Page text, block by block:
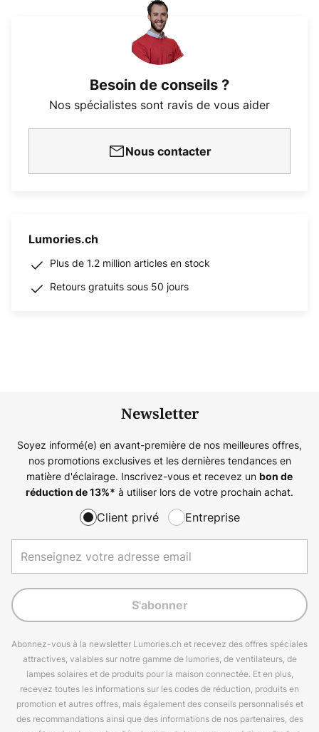
Besoin de conseils ?
Nos spécialistes sont ravis de vous aider
Nous contacter
Lumories.ch
Plus de 1.2 million articles en stock
Retours gratuits sous 50 jours
Newsletter
Soyez informé(e) en avant-première de nos meilleures offres,
nos promotions exclusives et les dernières tendances en
matière d'éclairage. Inscrivez-vous et recevez un bon de
réduction de13%* à utiliser lors de votre prochain achat.
Client privé Entreprise
S'abonner
Abonnez-vous à la newsletter Lumories.ch et recevez des offres spéciales
attractives, valables sur notre gamme de lumories, de ventilateurs, de
lampes solaires et de produits pour la maison connectée. Et en plus,
recevez toutes les informations sur les codes de réduction, produits en
promotion et autres offres, mais également des conseils personnalisés et
des recommandations ainsi que des informations de nos partenaires, des